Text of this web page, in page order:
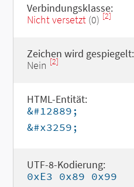
Verbindungsklasse:
Nicht versetzt(0) [2]
Zeichen wird gespiegelt:
Nein [2]
HTML-Entität:
&#12889;
&#x3259;
UTF-8-Kodierung:
0xE3 0x89 0x99